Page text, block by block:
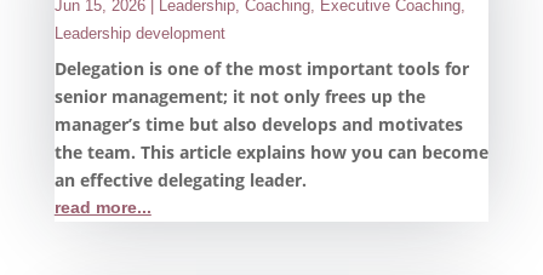
Jun 15, 2026| Leadership, Coaching, Executive Coaching,
Leadership development
Delegation is one of the most important tools for
senior management; it not only frees up the
manager’s time but also develops and motivates
the team. This article explains how you can become
an effective delegating leader.
read more...